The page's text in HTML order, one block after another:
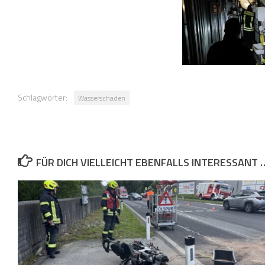
Schlagwörter: Wasserschaden
FÜR DICH VIELLEICHT EBENFALLS INTERESSANT